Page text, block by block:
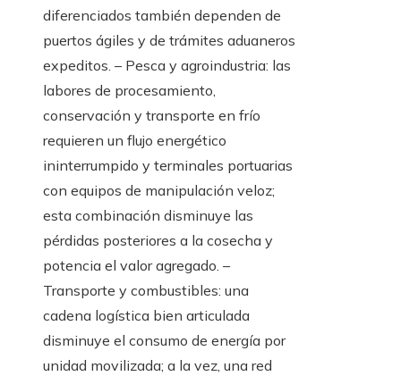
diferenciados también dependen de
puertos ágiles y de trámites aduaneros
expeditos. – Pesca y agroindustria: las
labores de procesamiento,
conservación y transporte en frío
requieren un flujo energético
ininterrumpido y terminales portuarias
con equipos de manipulación veloz;
esta combinación disminuye las
pérdidas posteriores a la cosecha y
potencia el valor agregado. –
Transporte y combustibles: una
cadena logística bien articulada
disminuye el consumo de energía por
unidad movilizada; a la vez, una red